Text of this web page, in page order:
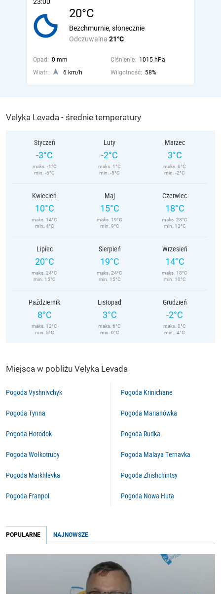
20°C
Odczuwalna 21°C
Bezchmurnie, słonecznie
Opad: 0 mm Ciśnienie: 1015 hPa
Wiatr:
6 km/h Wilgotność: 58%
Velyka Levada - średnie temperatury
Styczeń
-3°C
maks. -1°C
min. -6°C
Luty
-2°C
maks. 1°C
min. -5°C
Marzec
3°C
maks. 6°C
min. -2°C
Kwiecień
10°C
maks. 14°C
min. 4°C
Maj
15°C
maks. 19°C
min. 9°C
Czerwiec
18°C
maks. 23°C
min. 13°C
Lipiec
20°C
maks. 24°C
min. 15°C
Sierpień
19°C
maks. 24°C
min. 15°C
Wrzesień
14°C
maks. 18°C
min. 10°C
Październik
8°C
maks. 12°C
min. 5°C
Listopad
3°C
maks. 6°C
min. 0°C
Grudzień
-2°C
maks. 0°C
min. -4°C
Miejsca w pobliżu Velyka Levada
Pogoda Vyshnivchyk
Pogoda Tynna
Pogoda Horodok
Pogoda Wołkotruby
Pogoda Markhlëvka
Pogoda Franpol
Pogoda Krinichane
Pogoda Marianówka
Pogoda Rudka
Pogoda Malaya Ternavka
Pogoda Zhishchintsy
Pogoda Nowa Huta
POPULARNE NAJNOWSZE